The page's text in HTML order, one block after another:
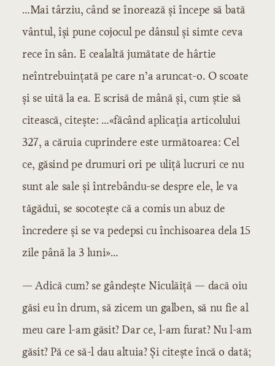
…Mai târziu, când se înorează și începe să bată
vântul, își pune cojocul pe dânsul și simte ceva
rece în sân. E cealaltă jumătate de hârtie
neîntrebuințată pe care n’a aruncat-o. O scoate
și se uită la ea. E scrisă de mână și, cum știe să
citească, citește: …«făcând aplicația articolului
327, a căruia cuprindere este următoarea: Cel
ce, găsind pe drumuri ori pe uliță lucruri ce nu
sunt ale sale și întrebându-se despre ele, le va
tăgădui, se socotește că a comis un abuz de
încredere și se va pedepsi cu închisoarea dela 15
zile până la 3 luni»…
— Adică cum? se gândește Niculăiță — dacă oiu
găsi eu în drum, să zicem un galben, să nu fie al
meu care l-am găsit? Dar ce, l-am furat? Nu l-am
găsit? Pă ce să-l dau altuia? Și citește încă o dată;